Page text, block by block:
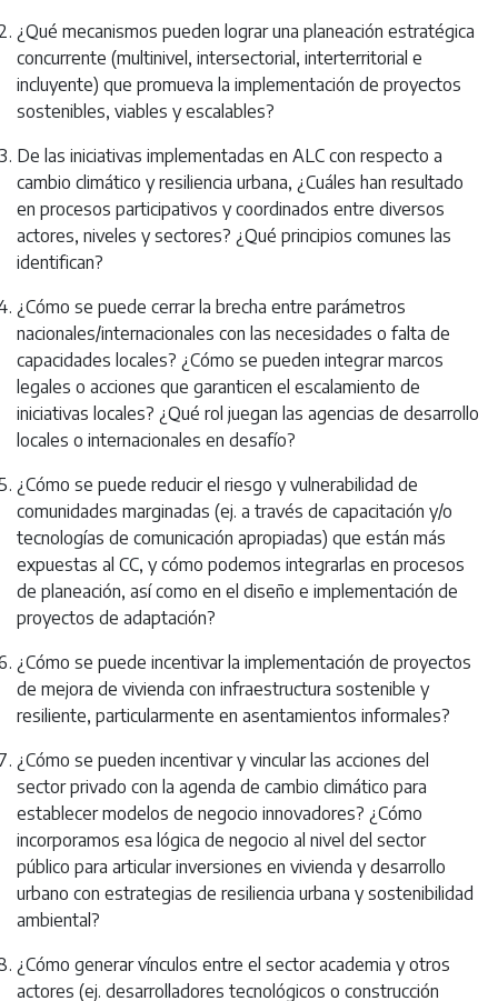
¿Qué mecanismos pueden lograr una planeación estratégica
concurrente (multinivel, intersectorial, interterritorial e
incluyente) que promueva la implementación de proyectos
sostenibles, viables y escalables?
De las iniciativas implementadas en ALC con respecto a
cambio climático y resiliencia urbana, ¿Cuáles han resultado
en procesos participativos y coordinados entre diversos
actores, niveles y sectores? ¿Qué principios comunes las
identifican?
¿Cómo se puede cerrar la brecha entre parámetros
nacionales/internacionales con las necesidades o falta de
capacidades locales? ¿Cómo se pueden integrar marcos
legales o acciones que garanticen el escalamiento de
iniciativas locales? ¿Qué rol juegan las agencias de desarrollo
locales o internacionales en desafío?
¿Cómo se puede reducir el riesgo y vulnerabilidad de
comunidades marginadas (ej. a través de capacitación y/o
tecnologías de comunicación apropiadas) que están más
expuestas al CC, y cómo podemos integrarlas en procesos
de planeación, así como en el diseño e implementación de
proyectos de adaptación?
¿Cómo se puede incentivar la implementación de proyectos
de mejora de vivienda con infraestructura sostenible y
resiliente, particularmente en asentamientos informales?
¿Cómo se pueden incentivar y vincular las acciones del
sector privado con la agenda de cambio climático para
establecer modelos de negocio innovadores? ¿Cómo
incorporamos esa lógica de negocio al nivel del sector
público para articular inversiones en vivienda y desarrollo
urbano con estrategias de resiliencia urbana y sostenibilidad
ambiental?
¿Cómo generar vínculos entre el sector academia y otros
actores (ej. desarrolladores tecnológicos o construcción